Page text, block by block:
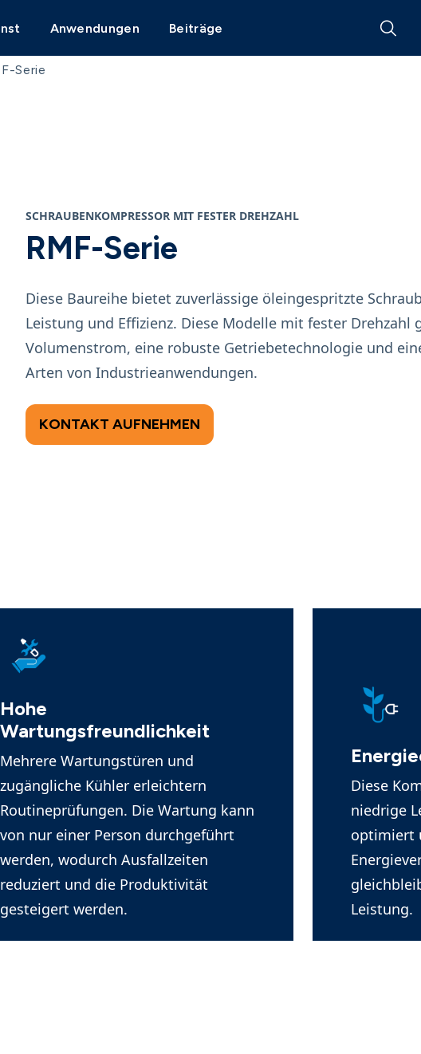
Anwendungen Beiträge
Serie
SCHRAUBENKOMPRESSOR MIT FESTER DREHZAHL
RMF-Serie
Diese Baureihe bietet zuverlässige öleingespritzte
Leistung und Effizienz. Diese Modelle mit fester Drehzahl
Volumenstrom, eine robuste Getriebetechnologie und
Arten von Industrieanwendungen.
KONTAKT AUFNEHMEN
Hohe
Wartungsfreundlichkeit
Mehrere Wartungstüren und
zugängliche Kühler erleichtern
Routineprüfungen. Die Wartung kann
von nur einer Person durchgeführt
werden, wodurch Ausfallzeiten
reduziert und die Produktivität
gesteigert werden.
Diese
niedrige
optimiert
Leistung.